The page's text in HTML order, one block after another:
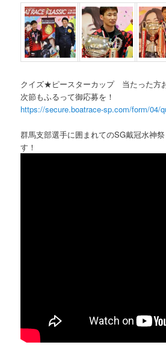
クイズ★ピースターカップ 当たった方
次節もふるって御応募を！
https://secure.boatrace-sp.com/form/04/
群馬支部選手に囲まれてのSG戴冠水神
す！